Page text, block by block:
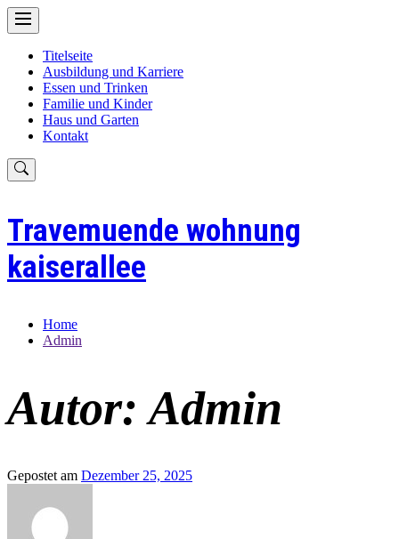
Skip
to
Titelseite
Ausbildung und Karriere
Essen und Trinken
Familie und Kinder
Haus und Garten
Kontakt
Travemuende wohnung
kaiserallee
Home
Admin
Autor:Admin
Gepostet am Dezember 25, 2025